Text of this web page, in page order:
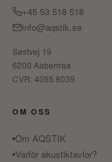
+45 53 518 518
info@aqstik.se
Søstvej 19
6200 Aabenraa
CVR: 4055 8039
OM OSS
Om AQSTIK
Varför akustiktavlor?